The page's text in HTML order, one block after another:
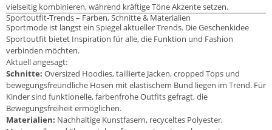
vielseitig kombinieren, während kräftige Töne Akzente setzen.
Sportoutfit-Trends – Farben, Schnitte & Materialien
Sportmode ist längst ein Spiegel aktueller Trends. Die Geschenkidee
Sportoutfit bietet Inspiration für alle, die Funktion und Fashion
verbinden möchten.
Aktuell angesagt:
Schnitte: Oversized Hoodies, taillierte Jacken, cropped Tops und
bewegungsfreundliche Hosen mit elastischem Bund liegen im Trend. Für
Kinder sind funktionelle, farbenfrohe Outfits gefragt, die
Bewegungsfreiheit ermöglichen.
Materialien: Nachhaltige Kunstfasern, recyceltes Polyester,